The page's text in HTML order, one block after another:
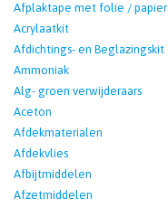
Afplaktape met folie / papier
Acrylaatkit
Afdichtings- en Beglazingskit
Ammoniak
Alg- groen verwijderaars
Aceton
Afdekmaterialen
Afdekvlies
Afbijtmiddelen
Afzetmiddelen